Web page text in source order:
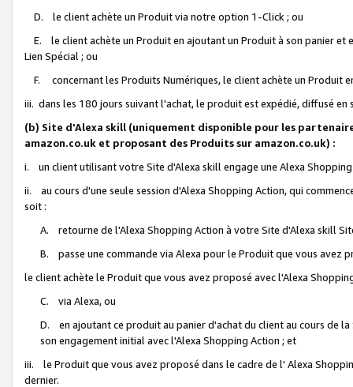
D. le client achète un Produit via notre option 1-Click ; ou
E. le client achète un Produit en ajoutant un Produit à son panier et
Lien Spécial ; ou
F. concernant les Produits Numériques, le client achète un Produit
iii. dans les 180 jours suivant l'achat, le produit est expédié, diffusé
(b) Site d'Alexa skill (uniquement disponible pour les
amazon.co.uk et proposant des Produits sur amazon.co.uk) :
i. un client utilisant votre Site d'Alexa skill engage une Alexa
ii. au cours d'une seule session d'Alexa Shopping Action, qui
soit :
A. retourne de l'Alexa Shopping Action à votre Site d'Alexa skill
B. passe une commande via Alexa pour le Produit que vous avez
le client achète le Produit que vous avez proposé avec l'Alexa
C. via Alexa, ou
D. en ajoutant ce produit au panier d'achat du client au cours de
son engagement initial avec l'Alexa Shopping Action ; et
iii. le Produit que vous avez proposé dans le cadre de l' Alexa
dernier.